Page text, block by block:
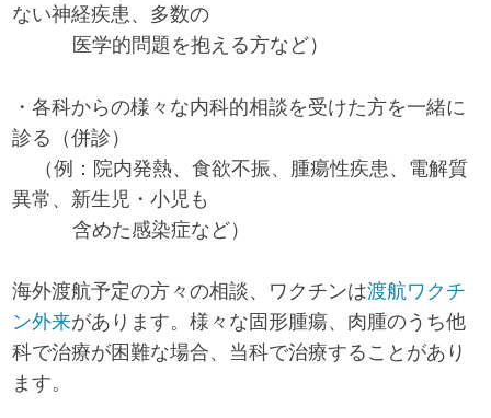
ない神経疾患、多数の
医学的問題を抱える方など）
・各科からの様々な内科的相談を受けた方を一緒に
診る（併診）
（例：院内発熱、食欲不振、腫瘍性疾患、電解質
異常、新生児・小児も
含めた感染症など）
海外渡航予定の方々の相談、ワクチンは渡航ワクチ
ン外来があります。様々な固形腫瘍、肉腫のうち他
科で治療が困難な場合、当科で治療することがあり
ます。